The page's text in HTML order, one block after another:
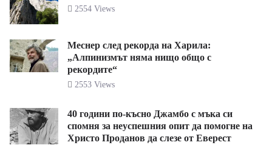
2554 Views
Меснер след рекорда на Харила:
„Алпинизмът няма нищо общо с
рекордите“
2553 Views
40 години по-късно Джамбо с мъка си
спомня за неуспешния опит да помогне на
Христо Проданов да слезе от Еверест